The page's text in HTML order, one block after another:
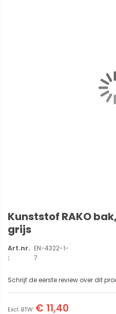
Kunststof RAKO
grijs
Art.nr.
:
EN-4322-1-
7
Schrijf de eerste review over dit
€ 11,40